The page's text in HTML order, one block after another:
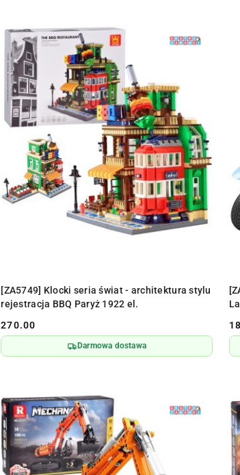
[ZA5749] Klocki seria świat - architektura stylu
rejestracja BBQ Paryż 1922 el.
Cena:
270.00
Darmowa dostawa
DO KOSZYKA